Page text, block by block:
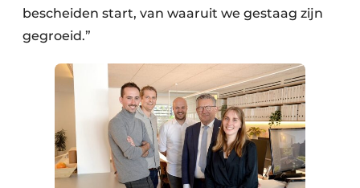
bescheiden start, van waaruit we gestaag zijn
gegroeid.”